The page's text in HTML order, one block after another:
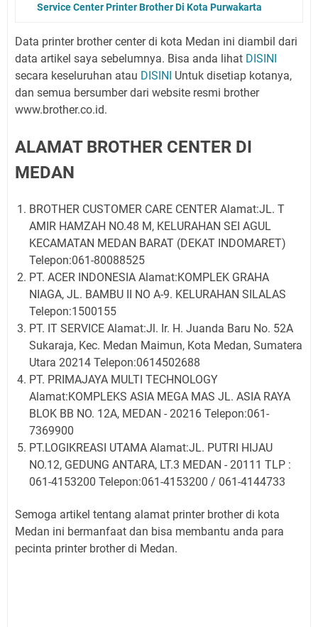
Service Center Printer Brother Di Kota Purwakarta
Data printer brother center di kota Medan ini diambil dari
data artikel saya sebelumnya. Bisa anda lihat DISINI
secara keseluruhan atau DISINI Untuk disetiap kotanya,
dan semua bersumber dari website resmi brother
www.brother.co.id.
ALAMAT BROTHER CENTER DI
MEDAN
BROTHER CUSTOMER CARE CENTER Alamat:JL. T
AMIR HAMZAH NO.48 M, KELURAHAN SEI AGUL
KECAMATAN MEDAN BARAT (DEKAT INDOMARET)
Telepon:061-80088525
PT. ACER INDONESIA Alamat:KOMPLEK GRAHA
NIAGA, JL. BAMBU II NO A-9. KELURAHAN SILALAS
Telepon:1500155
PT. IT SERVICE Alamat:Jl. Ir. H. Juanda Baru No. 52A
Sukaraja, Kec. Medan Maimun, Kota Medan, Sumatera
Utara 20214 Telepon:0614502688
PT. PRIMAJAYA MULTI TECHNOLOGY
Alamat:KOMPLEKS ASIA MEGA MAS JL. ASIA RAYA
BLOK BB NO. 12A, MEDAN - 20216 Telepon:061-
7369900
PT.LOGIKREASI UTAMA Alamat:JL. PUTRI HIJAU
NO.12, GEDUNG ANTARA, LT.3 MEDAN - 20111 TLP :
061-4153200 Telepon:061-4153200 / 061-4144733
Semoga artikel tentang alamat printer brother di kota
Medan ini bermanfaat dan bisa membantu anda para
pecinta printer brother di Medan.